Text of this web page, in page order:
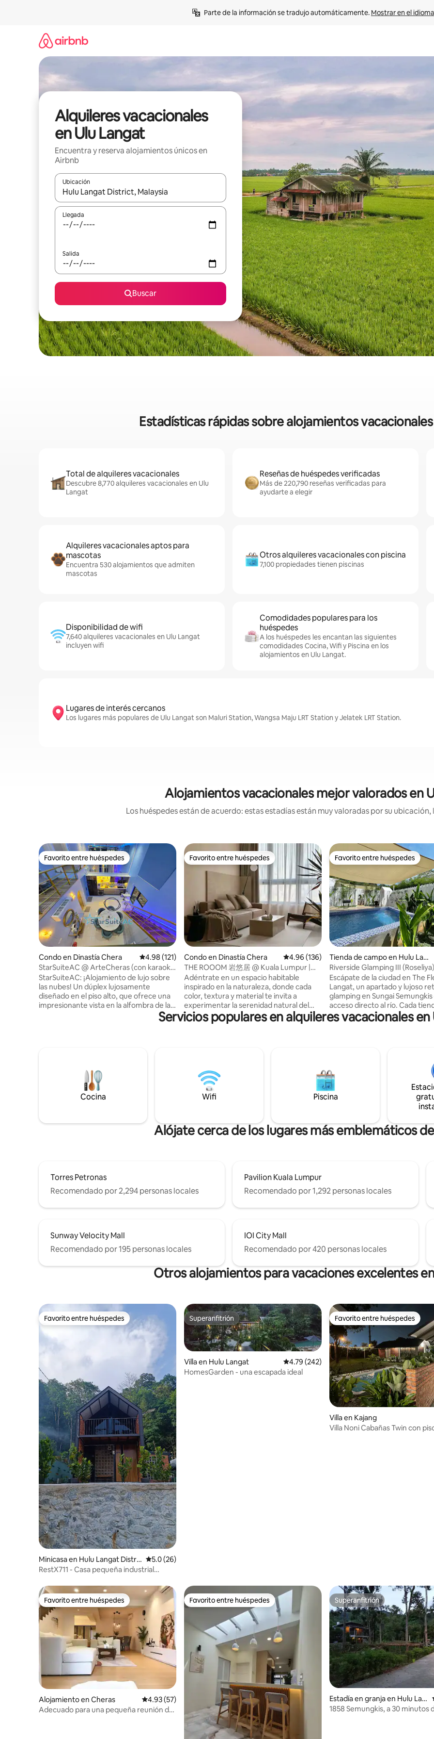
Parte de la información se tradujo automáticamente. Mostrar en el
Alquileres vacacionales
en Ulu Langat
Encuentra y reserva alojamientos únicos en
Airbnb
Ubicación
Cuando los resultados estén disponibles, navega con las teclas de flecha hacia arriba y hacia abajo o explora con el
Llegada
Salida
Buscar
Estadísticas rápidas sobre alojamientos
Total de alquileres vacacionales
Descubre 8,770 alquileres vacacionales en Ulu
Langat
Reseñas de huéspedes verificadas
Más de 220,790 reseñas verificadas para
ayudarte a elegir
Alquileres vacacionales aptos para
mascotas
Encuentra 530 alojamientos que admiten
mascotas
Otros alquileres vacacionales con piscina
7,100 propiedades tienen piscinas
Disponibilidad de wifi
7,640 alquileres vacacionales en Ulu Langat
incluyen wifi
Comodidades populares para los
huéspedes
A los huéspedes les encantan las siguientes
comodidades Cocina, Wifi y Piscina en los
alojamientos en Ulu Langat.
Lugares de interés cercanos
Los lugares más populares de Ulu Langat son Maluri Station, Wangsa Maju LRT Station y Jelatek LRT Station.
Alojamientos vacacionales mejor valorados en
Los huéspedes están de acuerdo: estas estadías están muy valoradas por su
Favorito entre huéspedes
Favorito entre huéspedes
Condo en Dinastía Chera Calificación promedio: 4.98 de 5, 121 reseñas
4.98 (121)
StarSuiteAC @ ArteCheras (con karaoke
y billar)
StarSuiteAC: ¡Alojamiento de lujo sobre
las nubes! Un dúplex lujosamente
diseñado en el piso alto, que ofrece una
impresionante vista en la alfombra de las
nubes del horizonte de Kuala Lumpur.
sonido envolvente para una verdadera
experiencia cinematográfica.
Instalaciones: cocina, nevera,
microondas, olla arrocera, freidora de
Favorito entre huéspedes
Favorito entre huéspedes
Condo en Dinastía Chera Calificación promedio: 4.96 de 5, 136 reseñas
4.96 (136)
THE ROOOM 岩悠居 @ Kuala Lumpur |
Piscina y vistas a KLCC
Adéntrate en un espacio habitable
inspirado en la naturaleza, donde cada
color, textura y material te invita a
experimentar la serenidad natural del
exterior desde dentro. Desde piedras,
rocas y exuberantes vegetaciones hasta
Lumpur. Alrededores: A ▪️ 500 metros de
la estación de MRT y LRT. ▪️ 700 m hasta
Sunway Velocity. A ▪️ 2 km de MyTown e
IKEA. A ▪️ 3 km de TRX y Bukit Bintang. A ▪️
Favorito entre huéspedes
Favorito entre huéspedes
Tienda de campo en Hulu Lan
gat District
Riverside Glamping III
Escápate de la ciudad en The
Langat, un apartado y lujoso
glamping en Sungai Semungkis
acceso directo al río. Cada tienda privada
cuenta con su propia piscina
una espaciosa terraza, un
románticas, vacaciones en
retiros tranquilos. Nada en el río, relájate
bajo las estrellas y disfruta de
excepcional escapada a la
parece estar a mundos de
Servicios populares en alquileres vacacionales
Cocina Wifi Piscina
Alójate cerca de los lugares más emblemáticos
Torres Petronas
Recomendado por 2,294 personas locales
Pavilion Kuala Lumpur
Recomendado por 1,292 personas locales
Sunway Velocity Mall
Recomendado por 195 personas locales
IOI City Mall
Recomendado por 420 personas locales
Otros alojamientos para vacaciones excelentes
Favorito entre huéspedes
Favorito entre huéspedes
Minicasa en Hulu Langat Distric
t
Calificación promedio: 5.0 de 5, 26 reseñas
5.0 (26)
RestX711 - Casa pequeña industrial
Superanfitrión
Superanfitrión
Villa en Hulu Langat Calificación promedio: 4.79 de 5, 242 reseñas
4.79 (242)
HomesGarden - una escapada ideal
Favorito entre huéspedes
Favorito entre huéspedes
Villa en Kajang
Villa Noni Cabañas Twin con
Favorito entre huéspedes
Favorito entre huéspedes
Alojamiento en Cheras Calificación promedio: 4.93 de 5, 57 reseñas
4.93 (57)
Adecuado para una pequeña reunión de
Favorito entre huéspedes
Favorito entre huéspedes Superanfitrión
Superanfitrión
Estadía en granja en Hulu Lan
gat
1858 Semungkis, a 30 minutos